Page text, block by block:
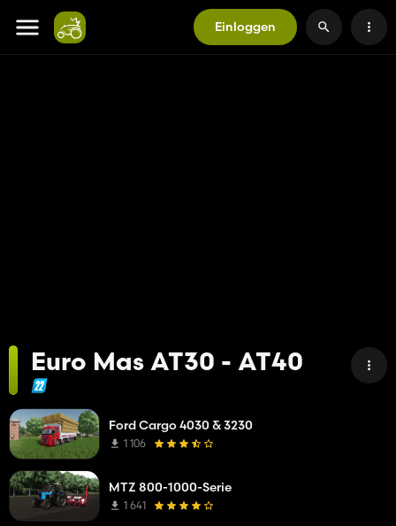
Einloggen
Euro Mas AT30 - AT40
Ford Cargo 4030 & 3230
1 106
MTZ 800-1000-Serie
1 641